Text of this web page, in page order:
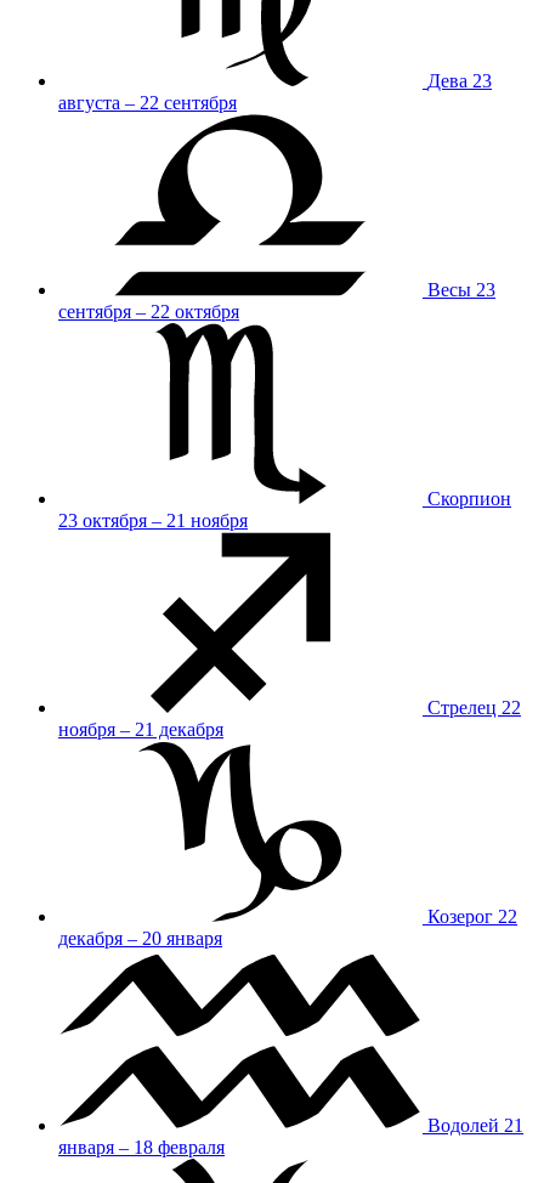
Дева 23
августа – 22 сентября
Весы 23
сентября – 22 октября
Скорпион
23 октября – 21 ноября
Стрелец 22
ноября – 21 декабря
Козерог 22
декабря – 20 января
Водолей 21
января – 18 февраля